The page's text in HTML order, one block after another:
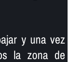
y una vez
la zona de